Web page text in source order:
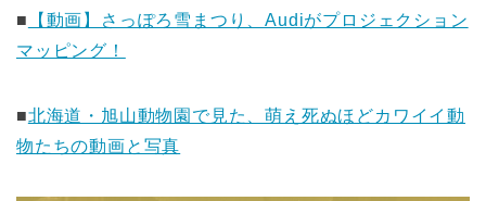
■
【動画】さっぽろ雪まつり、Audiがプロジェクション
マッピング！
■北海道・旭山動物園で見た、萌え死ぬほどカワイイ動
物たちの動画と写真